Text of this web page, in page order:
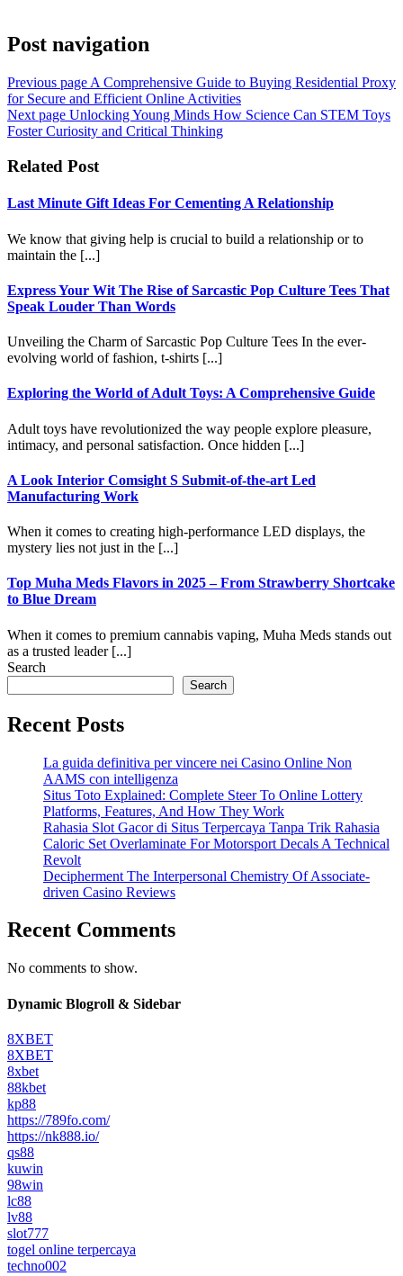
Post navigation
Previous page A Comprehensive Guide to Buying Residential Proxy
for Secure and Efficient Online Activities
Next page Unlocking Young Minds How Science Can STEM Toys
Foster Curiosity and Critical Thinking
Related Post
Last Minute Gift Ideas For Cementing A Relationship
We know that giving help is crucial to build a relationship or to
maintain the [...]
Express Your Wit The Rise of Sarcastic Pop Culture Tees That
Speak Louder Than Words
Unveiling the Charm of Sarcastic Pop Culture Tees In the ever-
evolving world of fashion, t-shirts [...]
Exploring the World of Adult Toys: A Comprehensive Guide
Adult toys have revolutionized the way people explore pleasure,
intimacy, and personal satisfaction. Once hidden [...]
A Look Interior Comsight S Submit-of-the-art Led
Manufacturing Work
​​​​​​​When it comes to creating high-performance LED displays, the
mystery lies not just in the [...]
Top Muha Meds Flavors in 2025 – From Strawberry Shortcake
to Blue Dream
When it comes to premium cannabis vaping, Muha Meds stands out
as a trusted leader [...]
Search
Search
Recent Posts
La guida definitiva per vincere nei Casino Online Non
AAMS con intelligenza
Situs Toto Explained: Complete Steer To Online Lottery
Platforms, Features, And How They Work
Rahasia Slot Gacor di Situs Terpercaya Tanpa Trik Rahasia
Caloric Set Overlaminate For Motorsport Decals A Technical
Revolt
Decipherment The Interpersonal Chemistry Of Associate-
driven Casino Reviews
Recent Comments
No comments to show.
Dynamic Blogroll & Sidebar
8XBET
8XBET
8xbet
88kbet
kp88
https://789fo.com/
https://nk888.io/
qs88
kuwin
98win
lc88
lv88
slot777
togel online terpercaya
techno002